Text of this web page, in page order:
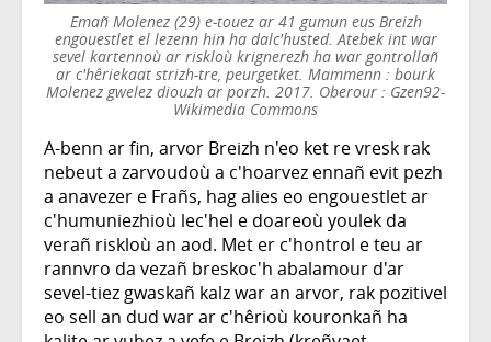
Emañ Molenez (29) e-touez ar 41 gumun eus Breizh
engouestlet el lezenn hin ha dalc'husted. Atebek int war
sevel kartennoù ar riskloù krignerezh ha war gontrollañ
ar c'hêriekaat strizh-tre, peurgetket. Mammenn : bourk
Molenez gwelez diouzh ar porzh. 2017. Oberour : Gzen92-
Wikimedia Commons
A-benn ar fin, arvor Breizh n'eo ket re vresk rak
nebeut a zarvoudoù a c'hoarvez ennañ evit pezh
a anavezer e Frañs, hag alies eo engouestlet ar
c'humuniezhioù lec'hel e doareoù youlek da
verañ riskloù an aod. Met er c'hontrol e teu ar
rannvro da vezañ breskoc'h abalamour d'ar
sevel-tiez gwaskañ kalz war an arvor, rak pozitivel
eo sell an dud war ar c'hêrioù kouronkañ ha